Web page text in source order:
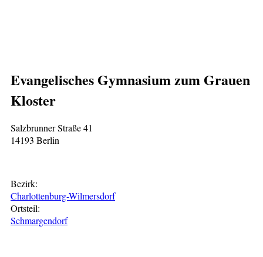
Evangelisches Gymnasium zum Grauen
Kloster
Salzbrunner Straße 41
14193 Berlin
Bezirk:
Charlottenburg-Wilmersdorf
Ortsteil:
Schmargendorf